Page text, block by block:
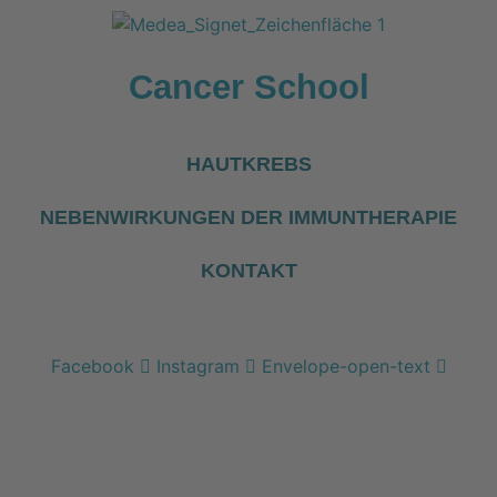
Cancer School
HAUTKREBS
NEBENWIRKUNGEN DER IMMUNTHERAPIE
KONTAKT
Facebook Instagram Envelope-open-text